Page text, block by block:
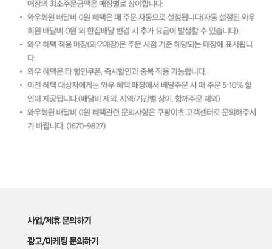
사업/제휴 문의하기
광고/마케팅 문의하기